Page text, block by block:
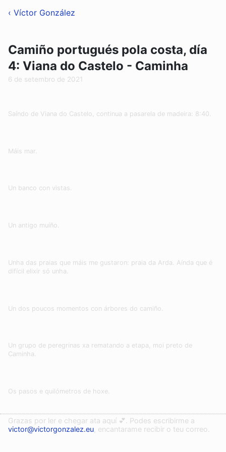
‹ Víctor González
Camiño portugués pola costa, día
4: Viana do Castelo - Caminha
6 de setembro de 2021
Saíndo de Viana do Castelo, continua a pasarela de madeira: 8:40.
Máis mar.
Un banco con vistas.
Un antigo muíño.
Unha das praias que máis me gustaron: praia da Arda. Aínda que é
difícil elixir só unha.
Un dos poucos momentos con árbores do camiño.
Un grupo de peregrinas xa rematando a etapa, moi preto de
Caminha.
Os pasos e quilómetros de hoxe.
Grazas por ler e chegar ata aquí 💕. Podes escribirme a
victor@victorgonzalez.eu , encantarame recibir o teu correo.